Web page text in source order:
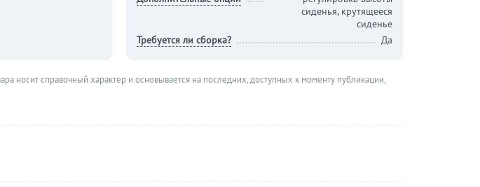
сиденья, крутящееся
сиденье
Требуется ли сборка?
Да
носит справочный характер и основывается на последних, доступных к моменту публикации,